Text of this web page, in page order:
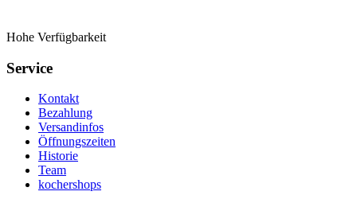
Hohe Verfügbarkeit
Service
Kontakt
Bezahlung
Versandinfos
Öffnungszeiten
Historie
Team
kochershops